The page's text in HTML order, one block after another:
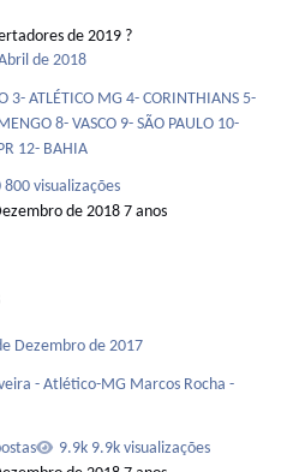
de 2019 ?
de 2018
BOTAFOGO 11- ATLÉTICO PR 12- BAHIA
800 visualizações
de 20187 anos
Dezembro de 2017
9.9k visualizações